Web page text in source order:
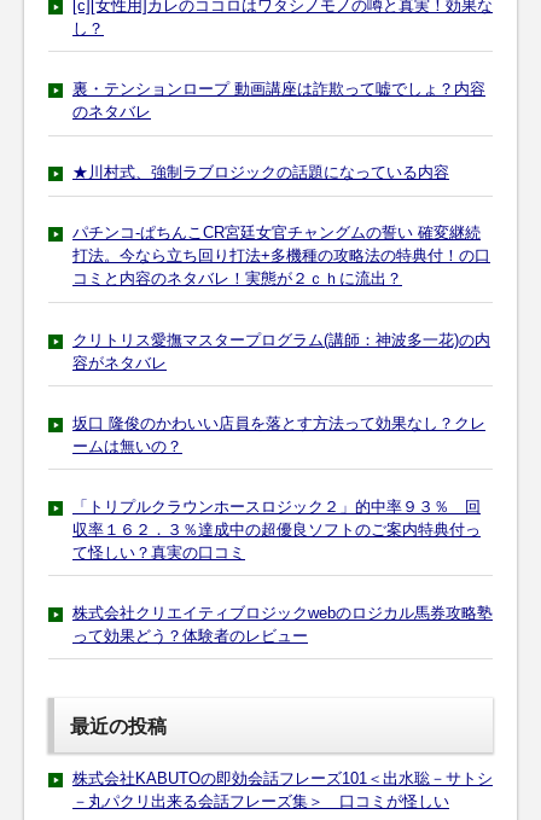
[c][女性用]カレのココロはワタシノモノの噂と真実！効果な
し？
裏・テンションロープ 動画講座は詐欺って嘘でしょ？内容
のネタバレ
★川村式、強制ラブロジックの話題になっている内容
パチンコ-ぱちんこCR宮廷女官チャングムの誓い 確変継続
打法。今なら立ち回り打法+多機種の攻略法の特典付！の口
コミと内容のネタバレ！実態が２ｃｈに流出？
クリトリス愛撫マスタープログラム(講師：神波多一花)の内
容がネタバレ
坂口 隆俊のかわいい店員を落とす方法って効果なし？クレ
ームは無いの？
「トリプルクラウンホースロジック２」的中率９３％ 回
収率１６２．３％達成中の超優良ソフトのご案内特典付っ
て怪しい？真実の口コミ
株式会社クリエイティブロジックwebのロジカル馬券攻略塾
って効果どう？体験者のレビュー
最近の投稿
株式会社KABUTOの即効会話フレーズ101＜出水聡－サトシ
－丸パクリ出来る会話フレーズ集＞ 口コミが怪しい